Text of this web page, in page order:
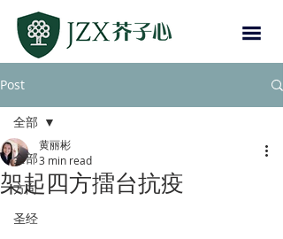
Post
全部
方向
圣经
全部
架起四方擂台抗疫
黄丽彬
3 min read